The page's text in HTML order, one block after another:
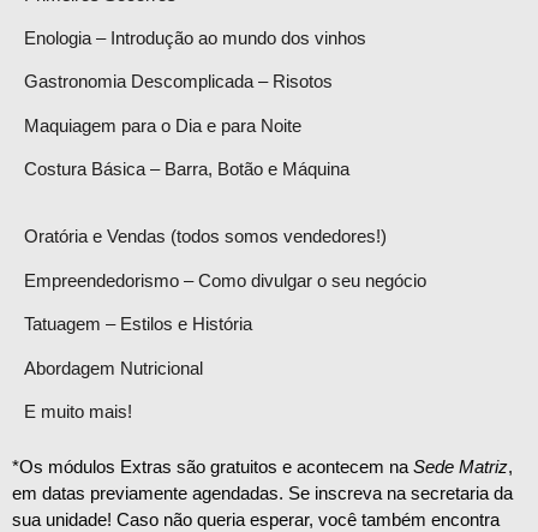
Enologia – Introdução ao mundo dos vinhos
Gastronomia Descomplicada – Risotos
Maquiagem para o Dia e para Noite
Costura Básica – Barra, Botão e Máquina
Oratória e Vendas (todos somos vendedores!)
Empreendedorismo – Como divulgar o seu negócio
Tatuagem – Estilos e História
Abordagem Nutricional
E muito mais!
*Os módulos Extras são gratuitos e acontecem naSede Matriz,
em datas previamente agendadas. Se inscreva na secretaria da
sua unidade! Caso não queria esperar, você também encontra